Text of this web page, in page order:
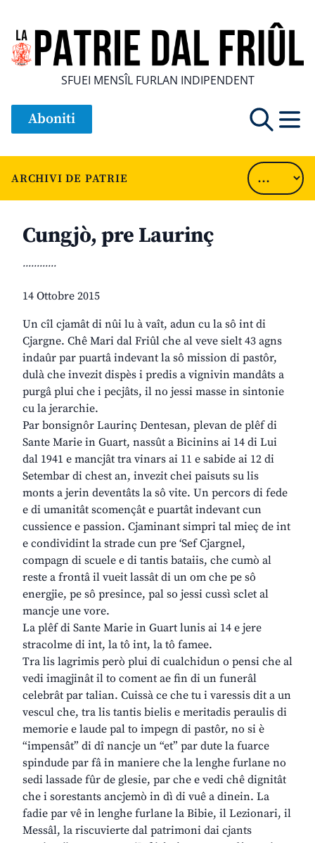
SFUEI MENSÎL FURLAN INDIPENDENT
Aboniti
ARCHIVI DE PATRIE
Cungjò, pre Laurinç
............
14 Ottobre 2015
Un cîl cjamât di nûi lu à vaît, adun cu la sô int di
Cjargne. Chê Mari dal Friûl che al veve sielt 43 agns
indaûr par puartâ indevant la sô mission di pastôr,
dulà che invezit dispès i predis a vignivin mandâts a
purgâ plui che i pecjâts, il no jessi masse in sintonie
cu la jerarchie.
Par bonsignôr Laurinç Dentesan, plevan de plêf di
Sante Marie in Guart, nassût a Bicinins ai 14 di Lui
dal 1941 e mancjât tra vinars ai 11 e sabide ai 12 di
Setembar di chest an, invezit chei paisuts su lis
monts a jerin deventâts la sô vite. Un percors di fede
e di umanitât scomençât e puartât indevant cun
cussience e passion. Cjaminant simpri tal mieç de int
e condividint la strade cun pre ‘Sef Cjargnel,
compagn di scuele e di tantis bataiis, che cumò al
reste a frontâ il vueit lassât di un om che pe sô
energjie, pe sô presince, pal so jessi cussì sclet al
mancje une vore.
La plêf di Sante Marie in Guart lunis ai 14 e jere
stracolme di int, la tô int, la tô famee.
Tra lis lagrimis però plui di cualchidun o pensi che al
vedi imagjinât il to coment ae fin di un funerâl
celebrât par talian. Cuissà ce che tu i varessis dit a un
vescul che, tra lis tantis bielis e meritadis peraulis di
memorie e laude pal to impegn di pastôr, no si è
“impensât” di dî nancje un “et” par dute la fuarce
spindude par fâ in maniere che la lenghe furlane no
sedi lassade fûr de glesie, par che e vedi chê dignitât
che i sorestants ancjemò in dì di vuê a dinein. La
fadie par vê in lenghe furlane la Bibie, il Lezionari, il
Messâl, la riscuvierte dal patrimoni dai cjants